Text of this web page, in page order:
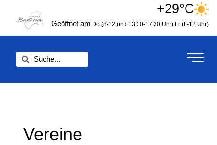
springen
+29°C
Geöffnet am Do (8-12 und 13.30-17.30 Uhr) Fr (8-12 Uhr)
Vereine